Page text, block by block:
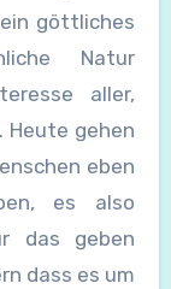
göttliches
Natur
aller,
Heute gehen
eben
es also
das geben
dass es um